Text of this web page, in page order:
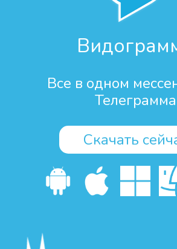
Все в одном
Телеграмма
Скачать